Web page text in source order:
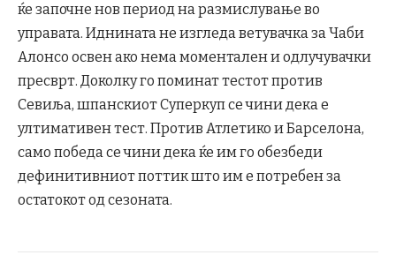
ќе започне нов период на размислување во
управата. Иднината не изгледа ветувачка за Чаби
Алонсо освен ако нема моментален и одлучувачки
пресврт. Доколку го поминат тестот против
Севиља, шпанскиот Суперкуп се чини дека е
ултимативен тест. Против Атлетико и Барселона,
само победа се чини дека ќе им го обезбеди
дефинитивниот поттик што им е потребен за
остатокот од сезоната.